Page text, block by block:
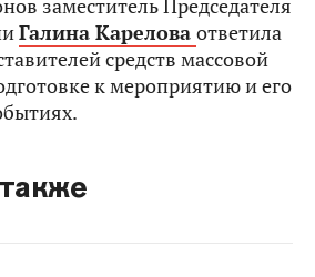
заместитель Председателя
Галина Карелова ответила
средств массовой
к мероприятию и его